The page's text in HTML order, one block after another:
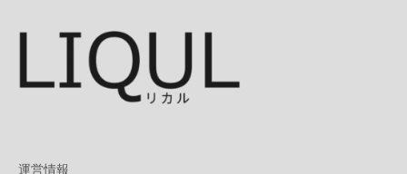
運営情報